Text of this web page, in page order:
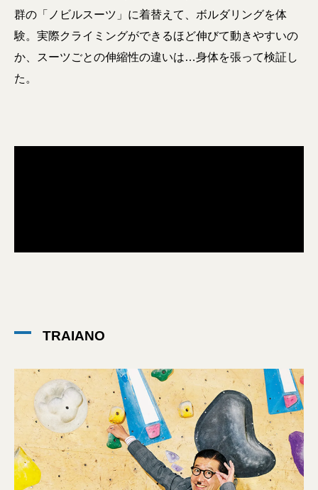
群の「ノビルスーツ」に着替えて、ボルダリングを体
験。実際クライミングができるほど伸びて動きやすいの
か、スーツごとの伸縮性の違いは…身体を張って検証し
た。
TRAIANO